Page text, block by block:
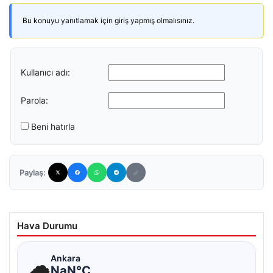
Bu konuyu yanıtlamak için giriş yapmış olmalısınız.
Kullanıcı adı:
Parola:
Beni hatırla
Paylaş:
Hava Durumu
☁Ankara